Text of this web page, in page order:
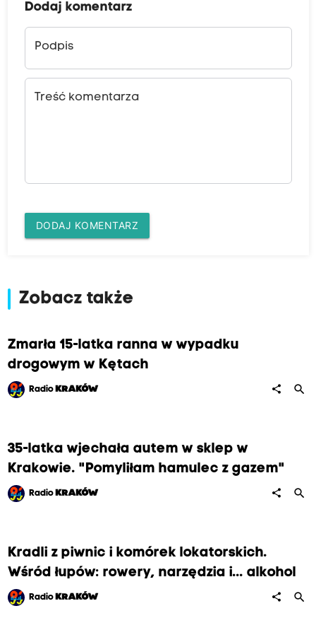
Dodaj komentarz
Podpis
Treść komentarza
DODAJ KOMENTARZ
Zobacz także
Zmarła 15-latka ranna w wypadku
drogowym w Kętach
Radio KRAKÓW share search
35-latka wjechała autem w sklep w
Krakowie. "Pomyliłam hamulec z gazem"
Radio KRAKÓW share search
Kradli z piwnic i komórek lokatorskich.
Wśród łupów: rowery, narzędzia i... alkohol
Radio KRAKÓW share search